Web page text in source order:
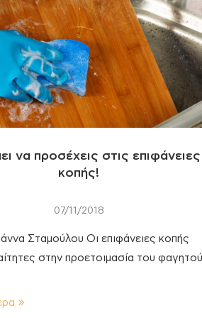
να προσέχεις στις επιφάνειες
κοπής!
07/11/2018
Σταμούλου Οι επιφάνειες κοπής
στην προετοιμασία του φαγητού